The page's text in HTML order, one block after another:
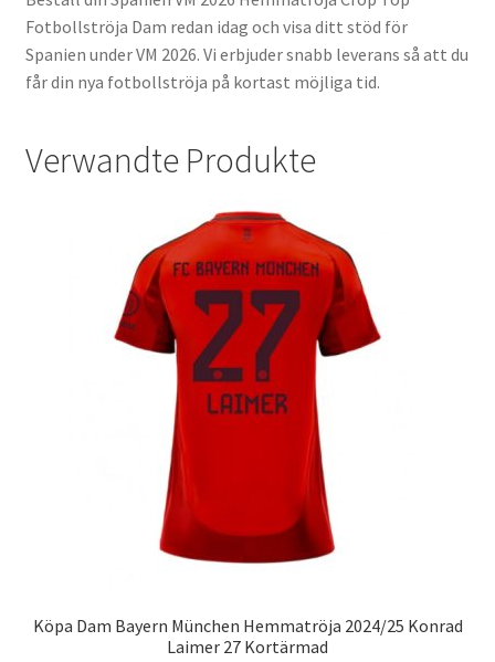
Fotbollströja Dam redan idag och visa ditt stöd för
Spanien under VM 2026. Vi erbjuder snabb leverans så att du
får din nya fotbollströja på kortast möjliga tid.
Verwandte Produkte
Köpa Dam Bayern München Hemmatröja 2024/25 Konrad
Laimer 27 Kortärmad